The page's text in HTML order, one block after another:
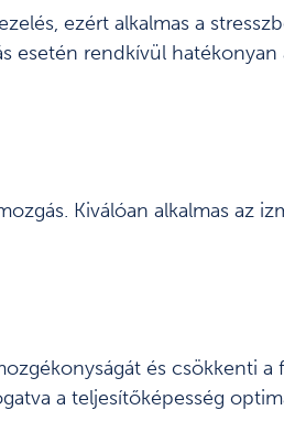
ezért alkalmas a
esetén rendkívül
Kiválóan alkalmas az
és csökkenti a
a teljesítőképesség